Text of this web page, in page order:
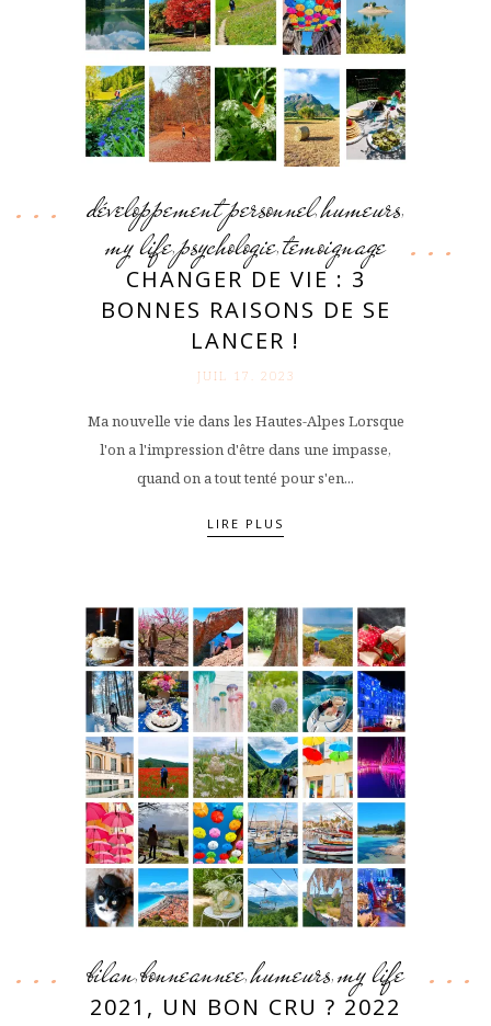
développement personnel,humeurs,
my life,psychologie,temoignage
CHANGER DE VIE : 3
BONNES RAISONS DE SE
LANCER !
JUIL 17. 2023
Ma nouvelle vie dans les Hautes-Alpes Lorsque
l'on a l'impression d'être dans une impasse,
quand on a tout tenté pour s'en...
LIRE PLUS
bilan,bonneannee,humeurs, my life
2021, UN BON CRU ? 2022